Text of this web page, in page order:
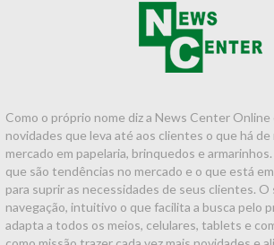
Como o próprio nome diz a News Center
novidades que leva até aos clientes o que há de
mercado em papelaria, brinquedos e
que são tendências no mercado e o que está
para suprir as necessidades de seus clientes. O
navegação, intuitivo o que facilita a busca pelo
adapta a todos os meios, celulares, tablets e